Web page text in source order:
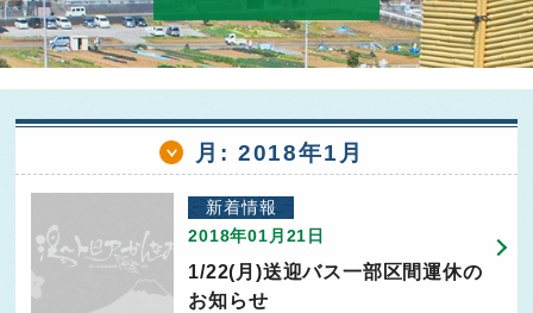
月: 2018年1月
新着情報
2018年01月21日
1/22(月)送迎バス一部区間運休の
お知らせ